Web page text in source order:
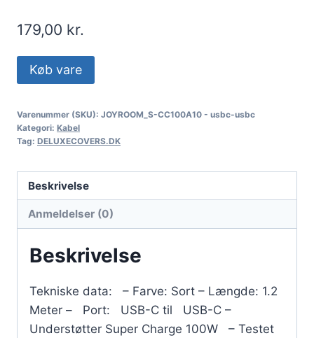
179,00 kr.
Køb vare
Varenummer (SKU): JOYROOM_S-CC100A10 - usbc-usbc
Kategori: Kabel
Tag: DELUXECOVERS.DK
Beskrivelse
Anmeldelser (0)
Beskrivelse
Tekniske data: – Farve: Sort – Længde: 1.2
Meter – Port: USB-C til USB-C –
Understøtter Super Charge 100W – Testet